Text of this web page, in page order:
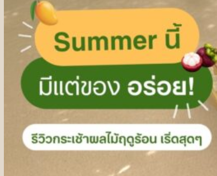
ชุดเทศกาลวันตรุษจีน
ชุดกระเช้าผลไม้ฤดูร้อน
ชุดผลไม้เทศกาลวันแม่
ชุดเทศกาลสารทจีน (NEW)
ชุดเทศกาลไหว้พระจันทร์
ชุดเทศกาลเกษียณอายุ
ชุดเทศกาลองุ่น Ruby